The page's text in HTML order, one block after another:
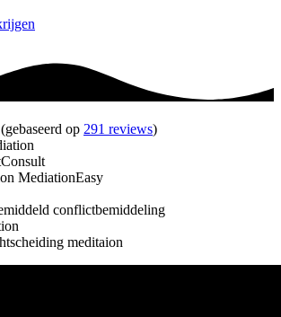
op 291 reviews)